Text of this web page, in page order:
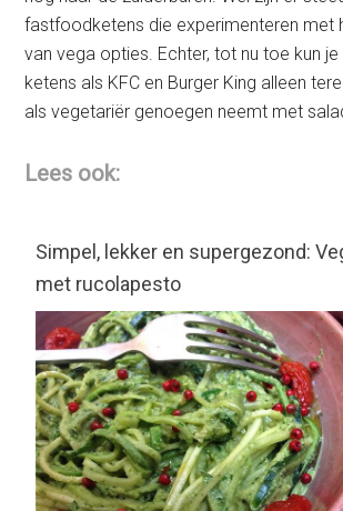
fastfoodketens die experimenteren met
van vega opties. Echter, tot nu toe kun
ketens als KFC en Burger King alleen
als vegetariër genoegen neemt met
Lees ook:
Simpel, lekker en supergezond:
met rucolapesto